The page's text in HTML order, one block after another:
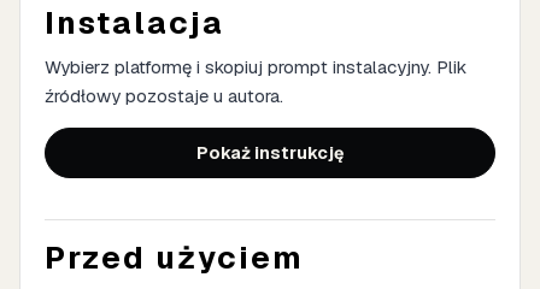
Instalacja
Wybierz platformę i skopiuj prompt instalacyjny. Plik
źródłowy pozostaje u autora.
Pokaż instrukcję
Przed użyciem